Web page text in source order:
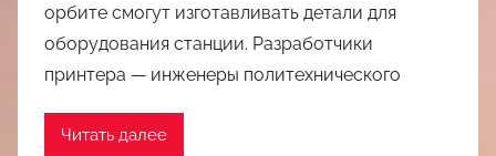
орбите смогут изготавливать детали для
оборудования станции. Разработчики
принтера — инженеры политехнического
Читать далее